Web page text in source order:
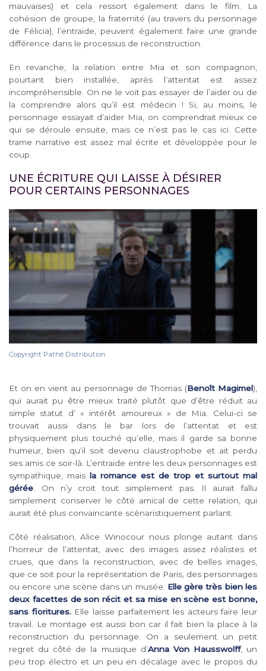
mauvaises) et cela ressort également dans le film. La
cohésion de groupe, la fraternité (au travers du personnage
de Félicia), l’entraide, peuvent également faire une grande
différence dans le processus de reconstruction.
En revanche, la relation entre Mia et son compagnon,
pourtant bien installée, après l’attentat est assez
incompréhensible. On ne le voit pas essayer de l’aider ou de
la comprendre alors qu’il est médecin ! Si, au moins, le
personnage essayait d’aider Mia, on comprendrait mieux ce
qui se déroule ensuite, mais ce n’est pas le cas ici. Cette
trame narrative est assez mal écrite et développée pour le
coup.
UNE ÉCRITURE QUI LAISSE À DÉSIRER
POUR CERTAINS PERSONNAGES
Copyright Pathé Distribution
Et on en vient au personnage de Thomas (Benoît Magimel),
qui aurait pu être mieux traité plutôt que d’être réduit au
simple statut d’ « intérêt amoureux » de Mia. Celui-ci se
trouvait aussi dans le bar lors de l’attentat et est
physiquement plus touché qu’elle, mais il garde sa bonne
humeur, bien qu’il soit devenu claustrophobe et ait perdu
ses amis ce soir-là. L’entraide entre les deux personnages est
sympathique, mais la romance est de trop et surtout mal
gérée . On n’y croit tout simplement pas. Il aurait fallu
simplement conserver le côté amical de cette relation, qui
aurait été plus convaincante scénaristiquement parlant.
Côté réalisation, Alice Winocour nous plonge autant dans
l’horreur de l’attentat, avec des images assez réalistes et
crues, que dans la reconstruction, avec de belles images,
que ce soit pour la représentation de Paris, des personnages
ou encore une scène dans un musée. Elle gère très bien les
deux facettes de son récit et sa mise en scène est bonne,
sans fioritures.Elle laisse parfaitement les acteurs faire leur
travail. Le montage est aussi bon car il fait bien la place à la
reconstruction du personnage. On a seulement un petit
regret du côté de la musique d’Anna Von Hausswolff, un
peu trop électro et un peu en décalage avec le propos du